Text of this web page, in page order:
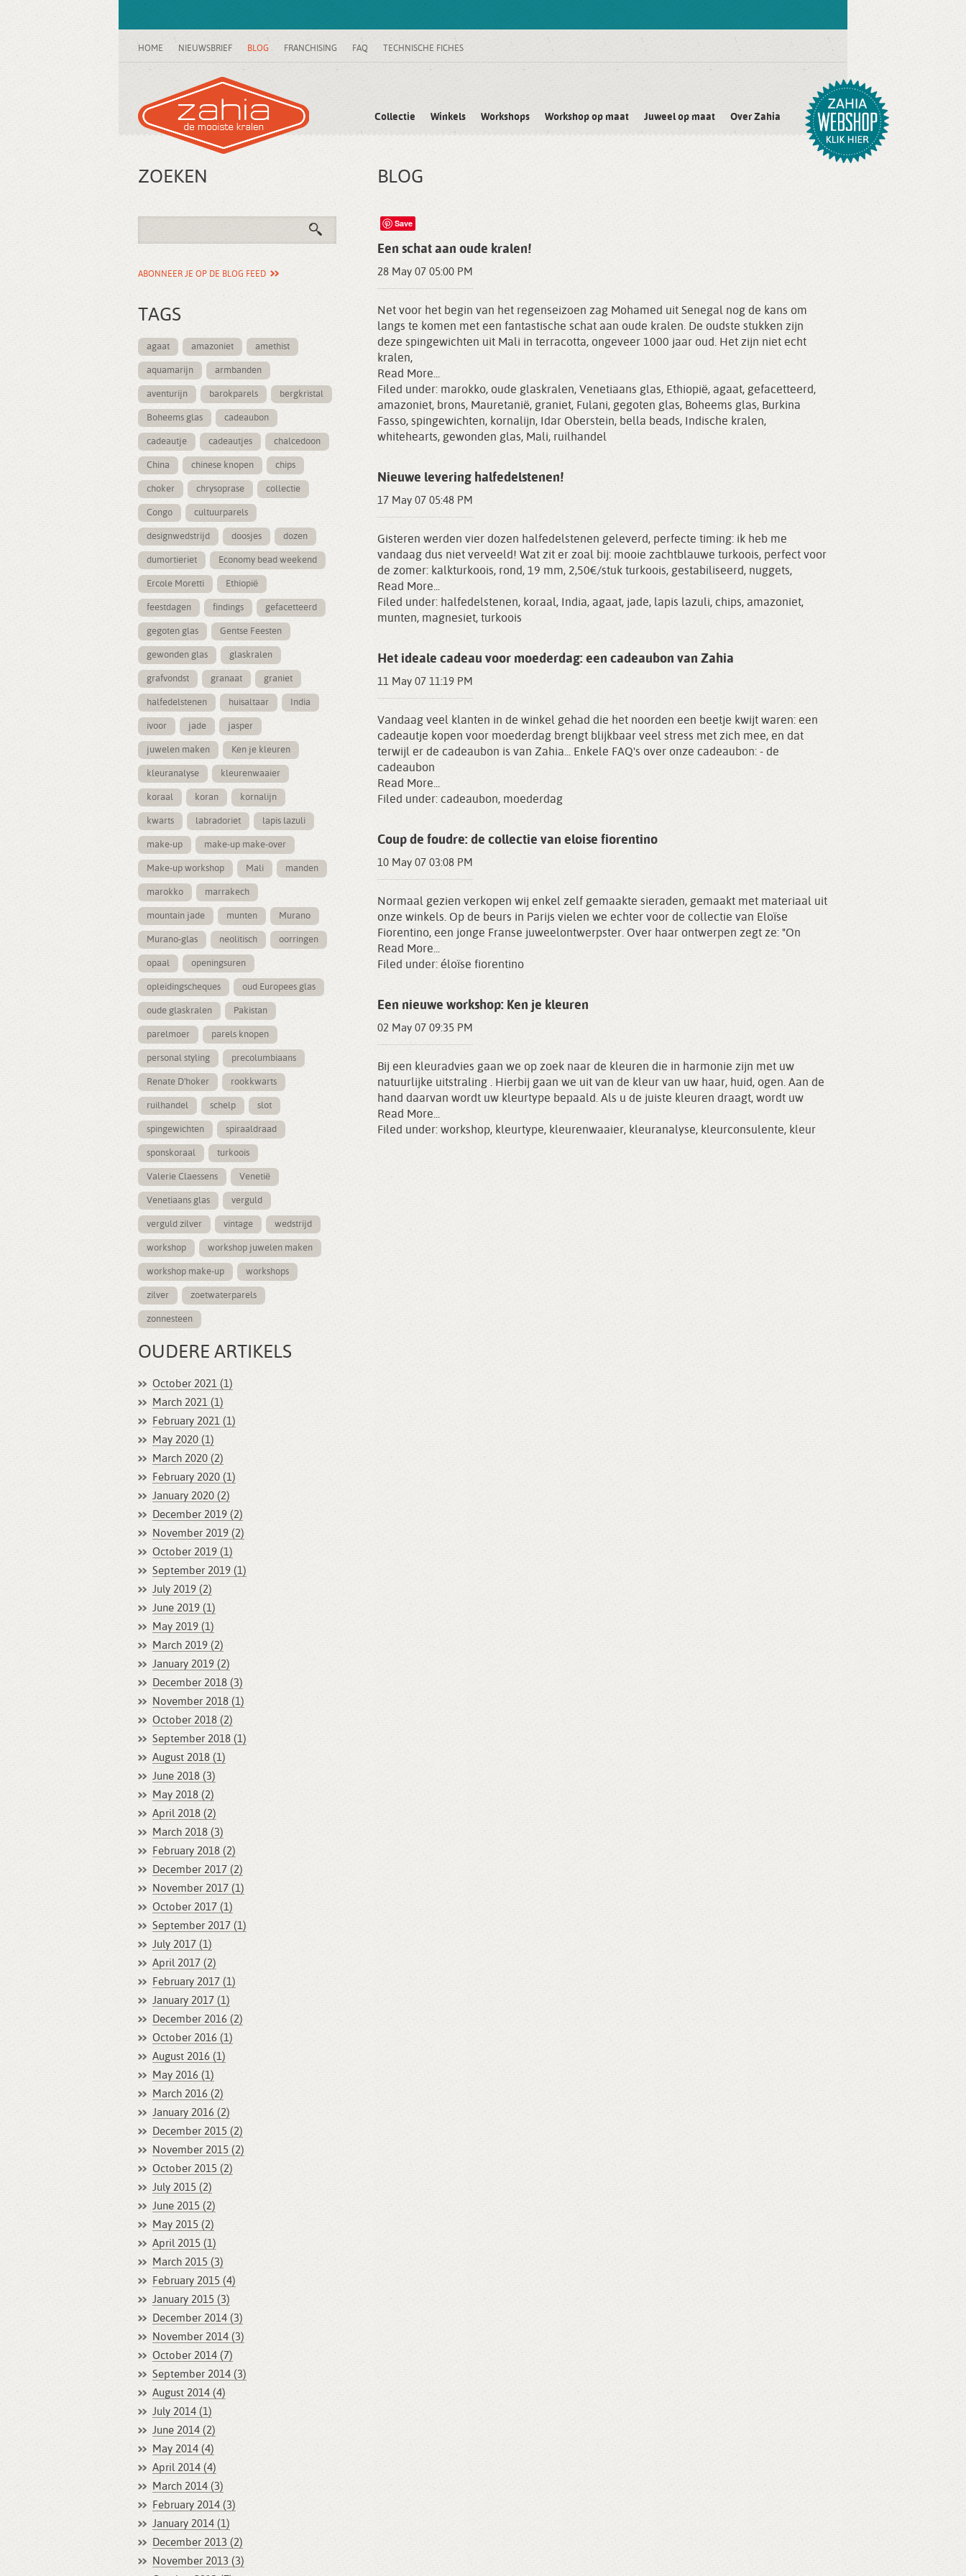
HOME NIEUWSBRIEF BLOG FRANCHISING FAQ TECHNISCHE FICHES
Collectie Winkels Workshops Workshop op maat Juweel op maat Over Zahia
BLOG
Save
Een schat aan oude kralen!
28 May 07 05:00 PM
Net voor het begin van het regenseizoen zag Mohamed uit Senegal nog de kans om
langs te komen met een fantastische schat aan oude kralen. De oudste stukken zijn
deze spingewichten uit Mali in terracotta, ongeveer 1000 jaar oud. Het zijn niet echt
kralen,
Read More...
Filed under: marokko, oude glaskralen, Venetiaans glas, Ethiopië, agaat, gefacetteerd,
amazoniet, brons, Mauretanië, graniet, Fulani, gegoten glas, Boheems glas, Burkina
Fasso, spingewichten, kornalijn, Idar Oberstein, bella beads, Indische kralen,
whitehearts, gewonden glas, Mali, ruilhandel
Nieuwe levering halfedelstenen!
17 May 07 05:48 PM
Gisteren werden vier dozen halfedelstenen geleverd, perfecte timing: ik heb me
vandaag dus niet verveeld! Wat zit er zoal bij: mooie zachtblauwe turkoois, perfect voor
de zomer: kalkturkoois, rond, 19 mm, 2,50€/stuk turkoois, gestabiliseerd, nuggets,
Read More...
Filed under: halfedelstenen, koraal, India, agaat, jade, lapis lazuli, chips, amazoniet,
munten, magnesiet, turkoois
Het ideale cadeau voor moederdag: een cadeaubon van Zahia
11 May 07 11:19 PM
Vandaag veel klanten in de winkel gehad die het noorden een beetje kwijt waren: een
cadeautje kopen voor moederdag brengt blijkbaar veel stress met zich mee, en dat
terwijl er de cadeaubon is van Zahia... Enkele FAQ's over onze cadeaubon: - de
cadeaubon
Read More...
Filed under: cadeaubon, moederdag
Coup de foudre: de collectie van eloise fiorentino
10 May 07 03:08 PM
Normaal gezien verkopen wij enkel zelf gemaakte sieraden, gemaakt met materiaal uit
onze winkels. Op de beurs in Parijs vielen we echter voor de collectie van Eloïse
Fiorentino, een jonge Franse juweelontwerpster. Over haar ontwerpen zegt ze: "On
Read More...
Filed under: éloïse fiorentino
Een nieuwe workshop: Ken je kleuren
02 May 07 09:35 PM
Bij een kleuradvies gaan we op zoek naar de kleuren die in harmonie zijn met uw
natuurlijke uitstraling . Hierbij gaan we uit van de kleur van uw haar, huid, ogen. Aan de
hand daarvan wordt uw kleurtype bepaald. Als u de juiste kleuren draagt, wordt uw
Read More...
Filed under: workshop, kleurtype, kleurenwaaier, kleuranalyse, kleurconsulente, kleur
ZOEKEN
ABONNEER JE OP DE BLOG FEED
TAGS
agaat amazoniet amethist
aquamarijn armbanden
aventurijn barokparels bergkristal
Boheems glas cadeaubon
cadeautje cadeautjes chalcedoon
China chinese knopen chips
choker chrysoprase collectie
Congo cultuurparels
designwedstrijd doosjes dozen
dumortieriet Economy bead weekend
Ercole Moretti Ethiopië
feestdagen findings gefacetteerd
gegoten glas Gentse Feesten
gewonden glas glaskralen
grafvondst granaat graniet
halfedelstenen huisaltaar India
ivoor jade jasper
juwelen maken Ken je kleuren
kleuranalyse kleurenwaaier
koraal koran kornalijn
kwarts labradoriet lapis lazuli
make-up make-up make-over
Make-up workshop Mali manden
marokko marrakech
mountain jade munten Murano
Murano-glas neolitisch oorringen
opaal openingsuren
opleidingscheques oud Europees glas
oude glaskralen Pakistan
parelmoer parels knopen
personal styling precolumbiaans
Renate D'hoker rookkwarts
ruilhandel schelp slot
spingewichten spiraaldraad
sponskoraal turkoois
Valerie Claessens Venetië
Venetiaans glas verguld
verguld zilver vintage wedstrijd
workshop workshop juwelen maken
workshop make-up workshops
zilver zoetwaterparels
zonnesteen
OUDERE ARTIKELS
October 2021 (1)
March 2021 (1)
February 2021 (1)
May 2020 (1)
March 2020 (2)
February 2020 (1)
January 2020 (2)
December 2019 (2)
November 2019 (2)
October 2019 (1)
September 2019 (1)
July 2019 (2)
June 2019 (1)
May 2019 (1)
March 2019 (2)
January 2019 (2)
December 2018 (3)
November 2018 (1)
October 2018 (2)
September 2018 (1)
August 2018 (1)
June 2018 (3)
May 2018 (2)
April 2018 (2)
March 2018 (3)
February 2018 (2)
December 2017 (2)
November 2017 (1)
October 2017 (1)
September 2017 (1)
July 2017 (1)
April 2017 (2)
February 2017 (1)
January 2017 (1)
December 2016 (2)
October 2016 (1)
August 2016 (1)
May 2016 (1)
March 2016 (2)
January 2016 (2)
December 2015 (2)
November 2015 (2)
October 2015 (2)
July 2015 (2)
June 2015 (2)
May 2015 (2)
April 2015 (1)
March 2015 (3)
February 2015 (4)
January 2015 (3)
December 2014 (3)
November 2014 (3)
October 2014 (7)
September 2014 (3)
August 2014 (4)
July 2014 (1)
June 2014 (2)
May 2014 (4)
April 2014 (4)
March 2014 (3)
February 2014 (3)
January 2014 (1)
December 2013 (2)
November 2013 (3)